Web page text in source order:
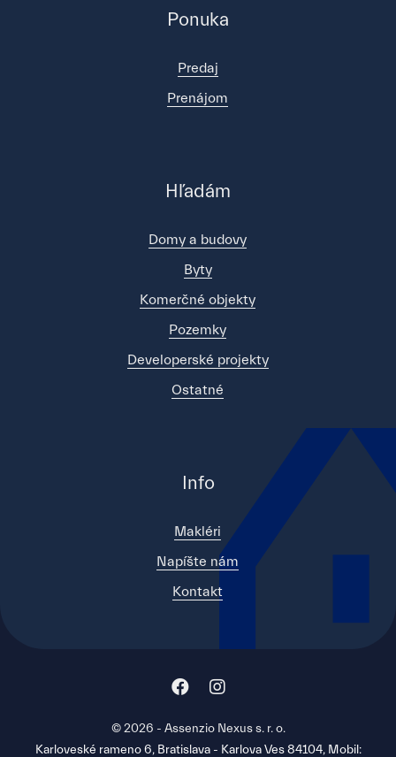
Ponuka
Predaj
Prenájom
Hľadám
Domy a budovy
Byty
Komerčné objekty
Pozemky
Developerské projekty
Ostatné
Info
Makléri
Napíšte nám
Kontakt
© 2026 - Assenzio Nexus s. r. o.
Karloveské rameno 6, Bratislava - Karlova Ves 84104, Mobil: